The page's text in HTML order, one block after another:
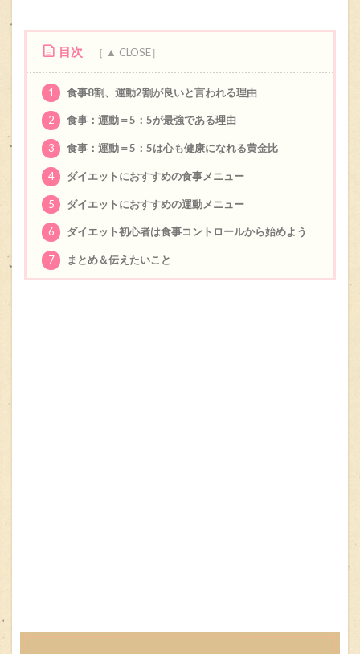
目次
1 食事8割、運動2割が良いと言われる理由
2 食事：運動＝5：5が最強である理由
3 食事：運動＝5：5は心も健康になれる黄金比
4 ダイエットにおすすめの食事メニュー
5 ダイエットにおすすめの運動メニュー
6 ダイエット初心者は食事コントロールから始めよう
7 まとめ＆伝えたいこと